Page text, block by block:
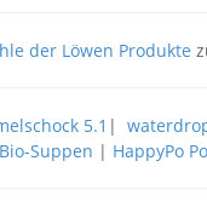
der Löwen Produkte
5.1 |
Suppen | HappyPo